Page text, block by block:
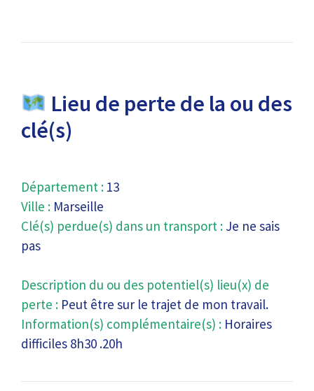
Lieu de perte de la ou des
clé(s)
Département : 13
Ville : Marseille
Clé(s) perdue(s) dans un transport : Je ne sais
pas
Description du ou des potentiel(s) lieu(x) de
perte : Peut être sur le trajet de mon travail.
Information(s) complémentaire(s) : Horaires
difficiles 8h30 .20h